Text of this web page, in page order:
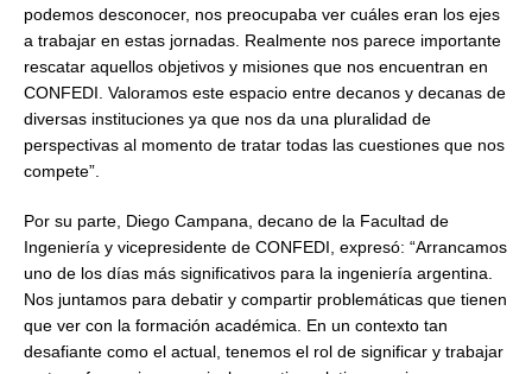
podemos desconocer, nos preocupaba ver cuáles eran los ejes
a trabajar en estas jornadas. Realmente nos parece importante
rescatar aquellos objetivos y misiones que nos encuentran en
CONFEDI. Valoramos este espacio entre decanos y decanas de
diversas instituciones ya que nos da una pluralidad de
perspectivas al momento de tratar todas las cuestiones que nos
compete”.
Por su parte, Diego Campana, decano de la Facultad de
Ingeniería y vicepresidente de CONFEDI, expresó: “Arrancamos
uno de los días más significativos para la ingeniería argentina.
Nos juntamos para debatir y compartir problemáticas que tienen
que ver con la formación académica. En un contexto tan
desafiante como el actual, tenemos el rol de significar y trabajar